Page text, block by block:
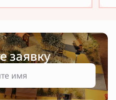
заявку